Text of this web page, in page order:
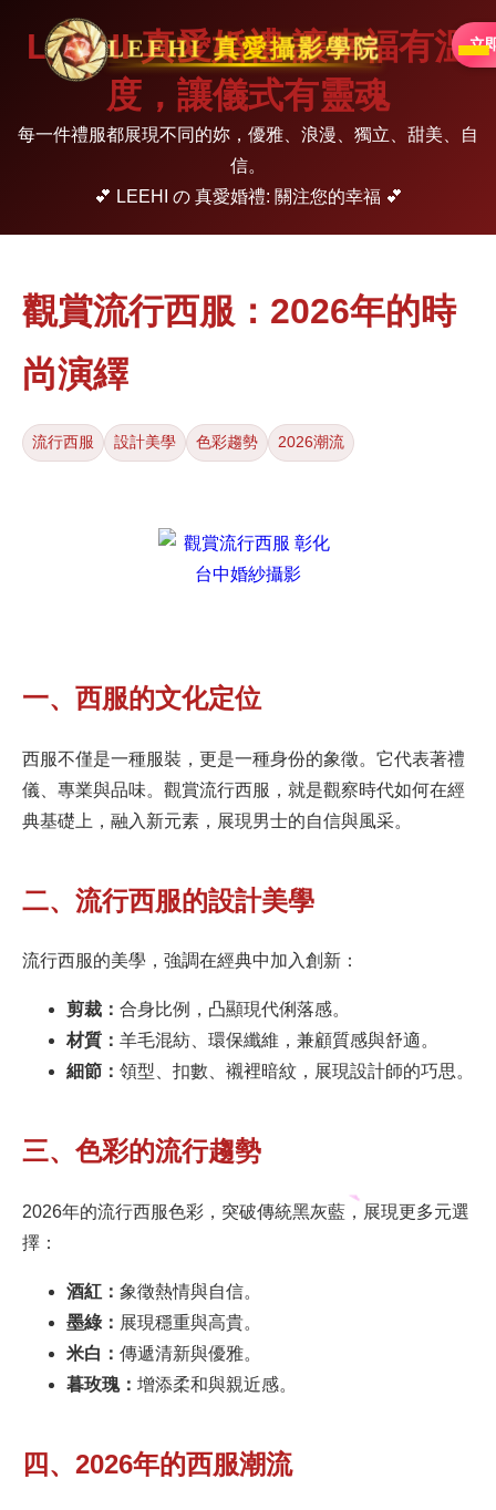
LEEHI 真愛攝影學院
LEEHI 真愛婚禮 讓幸福有溫
度，讓儀式有靈魂
每一件禮服都展現不同的妳，優雅、浪漫、獨立、甜美、自
信。
💕 LEEHI の 真愛婚禮: 關注您的幸福 💕
觀賞流行西服：2026年的時
尚演繹
流行西服 設計美學 色彩趨勢 2026潮流
一、西服的文化定位
西服不僅是一種服裝，更是一種身份的象徵。它代表著禮
儀、專業與品味。觀賞流行西服，就是觀察時代如何在經
典基礎上，融入新元素，展現男士的自信與風采。
二、流行西服的設計美學
流行西服的美學，強調在經典中加入創新：
剪裁： 合身比例，凸顯現代俐落感。
材質： 羊毛混紡、環保纖維，兼顧質感與舒適。
細節： 領型、扣數、襯裡暗紋，展現設計師的巧思。
三、色彩的流行趨勢
2026年的流行西服色彩，突破傳統黑灰藍，展現更多元選
擇：
酒紅： 象徵熱情與自信。
墨綠： 展現穩重與高貴。
米白： 傳遞清新與優雅。
暮玫瑰： 增添柔和與親近感。
四、2026年的西服潮流
立